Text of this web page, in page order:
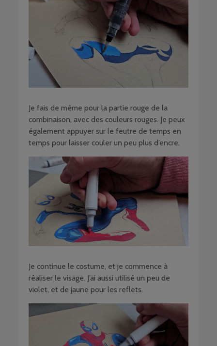
Je fais de même pour la partie rouge de la
combinaison, avec des couleurs rouges. Je peux
également appuyer sur le feutre de temps en
temps pour laisser couler un peu plus d’encre.
Je continue le costume, et je commence à
réaliser le visage. J’ai aussi utilisé un peu de
violet, et de jaune pour les reflets.